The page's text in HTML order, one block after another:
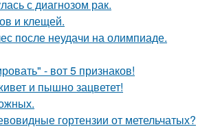
с диагнозом рак.
и клещей.
после неудачи на олимпиаде.
- вот 5 признаков!
и пышно зацветет!
гортензии от метельчатых?